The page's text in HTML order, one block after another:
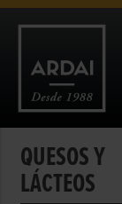
QUESOS Y
LÁCTEOS